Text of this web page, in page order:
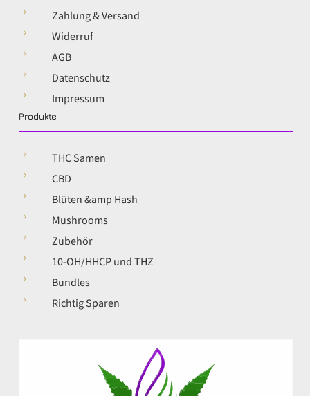
5 Zahlung & Versand
5 Widerruf
5 AGB
5 Datenschutz
5 Impressum
Produkte
5 THC Samen
5 CBD
5 Blüten &amp Hash
5 Mushrooms
5 Zubehör
5 10-OH/HHCP und THZ
5 Bundles
5 Richtig Sparen